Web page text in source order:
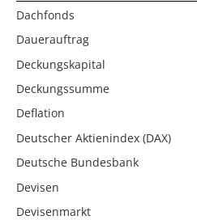
Dachfonds
Dauerauftrag
Deckungskapital
Deckungssumme
Deflation
Deutscher Aktienindex (DAX)
Deutsche Bundesbank
Devisen
Devisenmarkt